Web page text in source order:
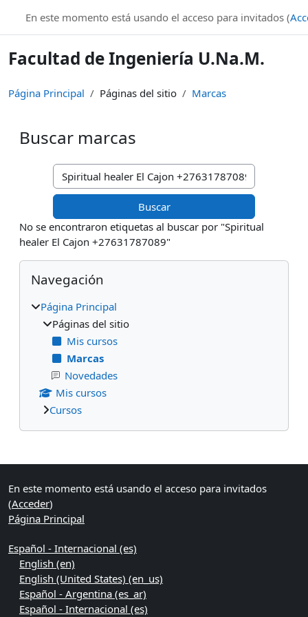
En este momento está usando el acceso para invitados (
Facultad de Ingeniería U.Na.M.
Página Principal Páginas del sitio Marcas
Buscar marcas
Buscar marcas
No se encontraron etiquetas al buscar por "Spiritual
healer El Cajon +27631787089"
Bloques
Salta Navegación
Navegación
Página Principal
Páginas del sitio
Mis cursos
Marcas
Novedades
Mis cursos
Cursos
Bloques suplementarios
En este momento está usando el acceso para invitados
(Acceder)
Página Principal
Español - Internacional ‎(es)‎
English ‎(en)‎
English (United States) ‎(en_us)‎
Español - Argentina ‎(es_ar)‎
Español - Internacional ‎(es)‎